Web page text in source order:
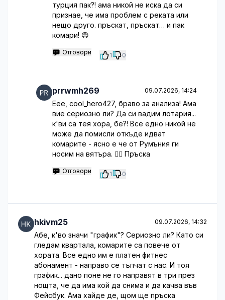
турция пак?! ама никой не иска да си
признае, че има проблем с реката или
нещо друго. пръскат, пръскат… и пак
комари! 😡
Отговори 1 0
prrwmh269 09.07.2026, 14:24
Еее, cool_hero427, браво за анализа! Ама
вие сериозно ли? Да си вадим лотария...
к'ви са тея хора, бе?! Все едно никой не
може да помисли откъде идват
комарите - ясно е че от Румъния ги
носим на вятъра. 🤦‍♂️ Пръска
Отговори 1 0
hkivm25 09.07.2026, 14:32
Абе, к'во значи "график"? Сериозно ли? Като си
гледам квартала, комарите са повече от
хората. Все едно им е платен фитнес
абонамент - направо се тъпчат с нас. И тоя
график... дано поне не го направят в три през
нощта, че да има кой да снима и да качва във
Фейсбук. Ама хайде де, щом ще пръска